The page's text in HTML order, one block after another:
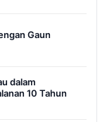
Gaun
dalam
10 Tahun